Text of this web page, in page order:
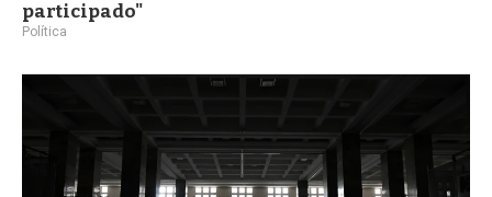
participado"
Política